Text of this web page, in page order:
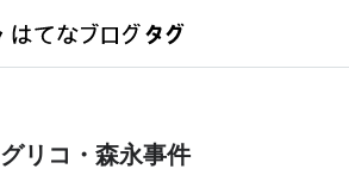
グリコ・森永事件